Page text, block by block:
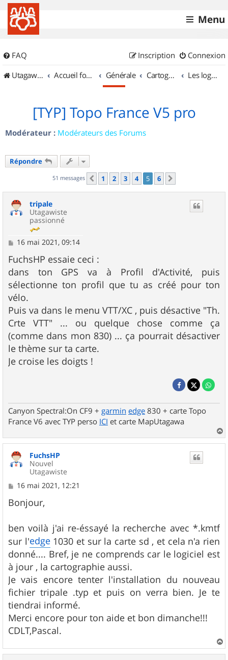
Menu
FAQ Connexion
Inscription
UtagawaVTT (Randos VTT et VTTAE avec traces GPS)
Accueil forum Générale Cartographie et GPS Les logiciels
[TYP] Topo France V5 pro
Modérateur : Modérateurs des Forums
Répondre
51 messages Précédent
1 2 3 4 5 6
tripale
Utagawiste
passionné
M
s
s
a
g
e
16 mai 2021, 09:14
FuchsHP essaie ceci :
dans ton GPS va à Profil d'Activité, puis
sélectionne ton profil que tu as créé pour ton
vélo.
Puis va dans le menu VTT/XC , puis désactive "Th.
Crte VTT" ... ou quelque chose comme ça
(comme dans mon 830) ... ça pourrait désactiver
le thème sur ta carte.
Je croise les doigts !
Canyon Spectral:On CF9 + garmin edge 830 + carte Topo
France V6 avec TYP perso ICI et carte MapUtagawa
a
u
FuchsHP
Nouvel
Utagawiste
M
s
s
g
e
16 mai 2021, 12:21
Bonjour,
ben voilà j'ai re-éssayé la recherche avec *.kmtf
sur l'edge1030 et sur la carte sd , et cela n'a rien
donné.... Bref, je ne comprends car le logiciel est
à jour , la cartographie aussi.
Je vais encore tenter l'installation du nouveau
fichier tripale .typ et puis on verra bien. Je te
tiendrai informé.
Merci encore pour ton aide et bon dimanche!!!
CDLT,Pascal.
a